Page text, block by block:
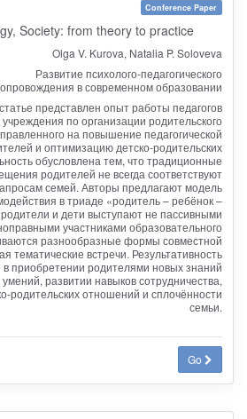
Conference Paper
Society: from theory to practice
Olga V. Kurova, Natalia P. Soloveva
Развитие психолого-педагогического
в современном образовании
представлен опыт работы педагогов
по организации родительского
на повышение педагогической
и оптимизацию детско-родительских
обусловлена тем, что традиционные
родителей не всегда соответствуют
семей. Авторы предлагают модель
в триаде «родитель – ребёнок –
родители и дети выступают не пассивными
участниками образовательного
разнообразные формы совместной
тематические встречи. Результативность
приобретении родителями новых знаний
умений, развитии навыков сотрудничества,
родительских отношений и сплочённости
семьи.
Go